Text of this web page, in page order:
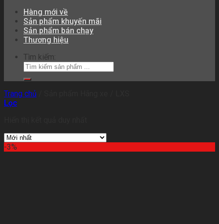
Hàng mới về
Sản phẩm khuyến mãi
Sản phẩm bán chạy
Thương hiệu
Tìm kiếm:
Trang chủ
Lọc
-3%